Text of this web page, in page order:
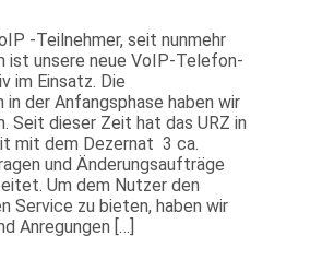
-Teilnehmer, seit nunmehr
ist unsere neue VoIP-Telefon-
im Einsatz. Die
der Anfangsphase haben wir
Seit dieser Zeit hat das URZ in
mit dem Dezernat 3 ca.
und Änderungsaufträge
Um dem Nutzer den
Service zu bieten, haben wir
Anregungen […]